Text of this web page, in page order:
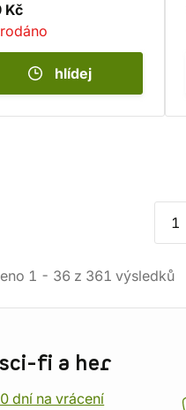
Kč
hlídej
1
1 - 36 z 361 výsledků
fi a her
dní na vrácení